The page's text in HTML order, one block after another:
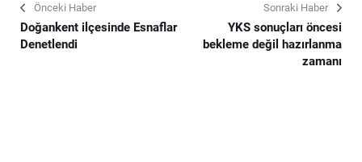
Önceki Haber
Doğankent ilçesinde Esnaflar
Denetlendi
Sonraki Haber
YKS sonuçları öncesi
bekleme değil hazırlanma
zamanı